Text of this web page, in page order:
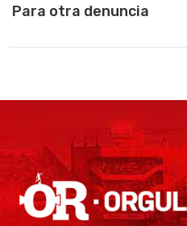
Para otra denuncia